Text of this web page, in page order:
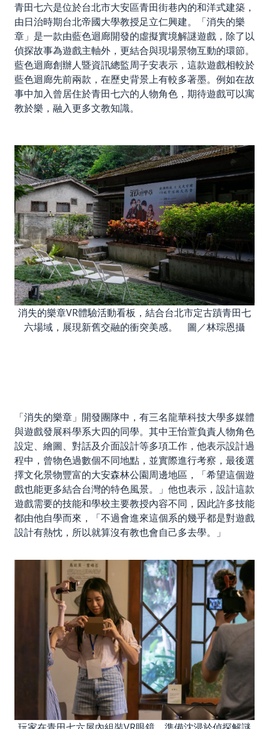
青田七六是位於台北市大安區青田街巷內的和洋式建築，
由日治時期台北帝國大學教授足立仁興建。「消失的樂
章」是一款由藍色迴廊開發的虛擬實境解謎遊戲，除了以
偵探故事為遊戲主軸外，更結合與現場景物互動的環節。
藍色迴廊創辦人暨資訊總監周子安表示，這款遊戲相較於
藍色迴廊先前兩款，在歷史背景上有較多著墨。例如在故
事中加入曾居住於青田七六的人物角色，期待遊戲可以寓
教於樂，融入更多文教知識。
消失的樂章VR體驗活動看板，結合台北市定古蹟青田七
六場域，展現新舊交融的衝突美感。 圖／林琮恩攝
「消失的樂章」開發團隊中，有三名龍華科技大學多媒體
與遊戲發展科學系大四的同學。其中王怡萱負責人物角色
設定、繪圖、對話及介面設計等多項工作，他表示設計過
程中，曾物色過數個不同地點，並實際進行考察，最後選
擇文化景物豐富的大安森林公園周邊地區，「希望這個遊
戲也能更多結合台灣的特色風景。」他也表示，設計這款
遊戲需要的技能和學校主要教授內容不同，因此許多技能
都由他自學而來，「不過會進來這個系的幾乎都是對遊戲
設計有熱忱，所以就算沒有教也會自己多去學。」